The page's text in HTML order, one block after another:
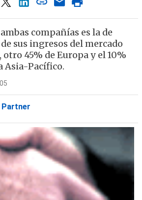
compañías es la de
sus ingresos del mercado
45% de Europa y el 10%
Asia-Pacífico.
Partner